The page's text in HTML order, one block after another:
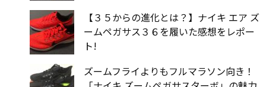
【３５からの進化とは？】ナイキ エア ズ
ームペガサス３６を履いた感想をレポー
ト!
ズームフライよりもフルマラソン向き！